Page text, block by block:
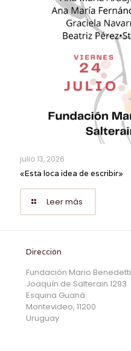
julio 13, 2026
«Esta loca idea de escribir»
Leer más
Dirección
Fundación Mario Benedetti
Joaquín de Salterain 1293
Esquina Guaná
Montevideo, 11200
Uruguay